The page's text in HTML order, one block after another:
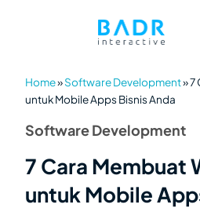
Home»Software Development»7
untuk Mobile Apps Bisnis Anda
Software Development
7 Cara Membuat
untuk Mobile